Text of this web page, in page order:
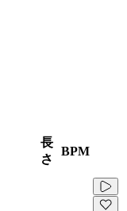
長
さ
BPM